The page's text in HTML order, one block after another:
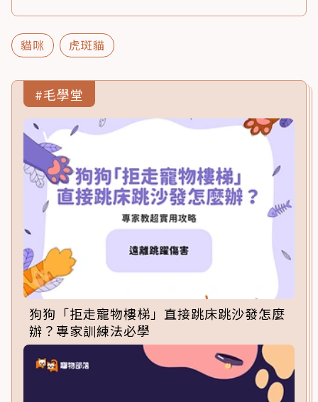
貓咪 虎斑貓
#毛學堂
狗狗「拒走寵物樓梯」直接跳床跳沙發怎麼
辦？專家訓練法必學